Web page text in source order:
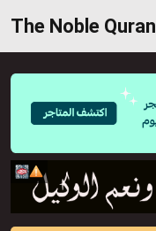
The Noble Quran